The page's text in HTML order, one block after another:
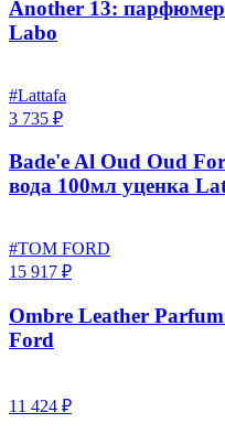
Another 13:
Labo
#Lattafa
3 735 ₽
Bade'e Al Oud Oud
вода 100мл уценка
#TOM FORD
15 917 ₽
Ombre Leather
Ford
11 424 ₽